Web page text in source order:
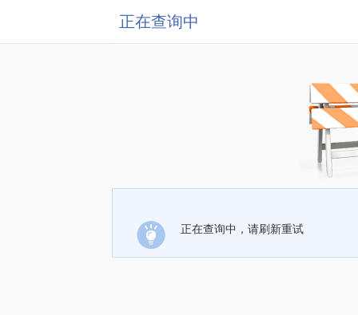
正在查询中
正在查询中，请刷新重试